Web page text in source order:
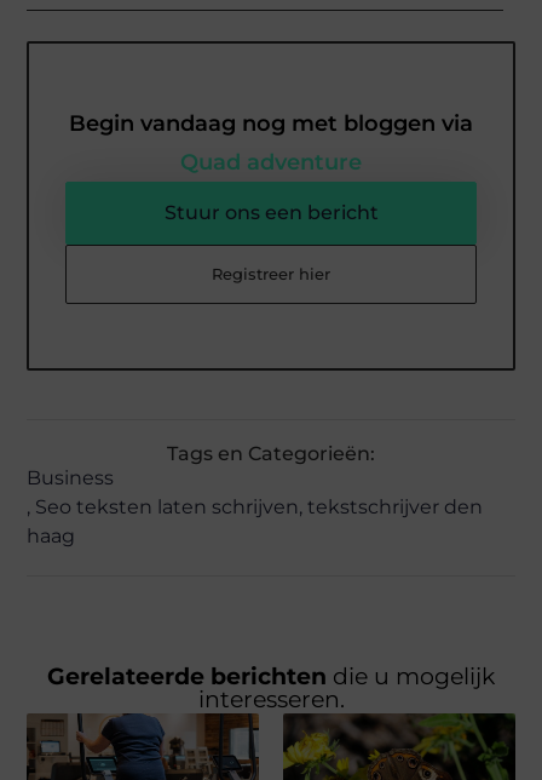
Begin vandaag nog met bloggen via
Quad adventure
Stuur ons een bericht
Registreer hier
Tags en Categorieën:
Business
, Seo teksten laten schrijven,tekstschrijver den
haag
Gerelateerde berichten die u mogelijk
interesseren.